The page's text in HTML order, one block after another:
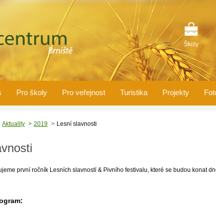
Školy
Pro školy Pro veřejnost Turistika Projekty
Aktuality 2019 Lesní slavnosti
první ročník Lesních slavností & Pivního festivalu, které se budou konat